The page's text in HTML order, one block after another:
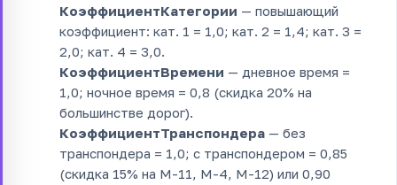
КоэффициентКатегории — повышающий
коэффициент: кат. 1 = 1,0; кат. 2 = 1,4; кат. 3 =
2,0; кат. 4 = 3,0.
КоэффициентВремени — дневное время =
1,0; ночное время = 0,8 (скидка 20% на
большинстве дорог).
КоэффициентТранспондера — без
транспондера = 1,0; с транспондером = 0,85
(скидка 15% на М-11, М-4, М-12) или 0,90